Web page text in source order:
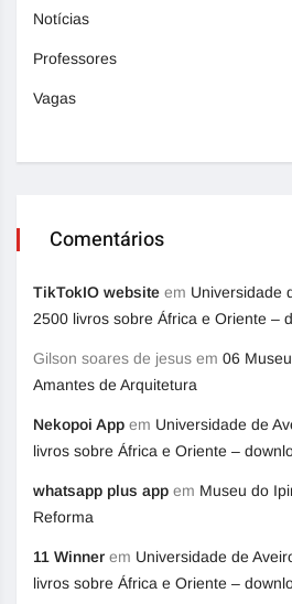
Notícias
Professores
Vagas
Comentários
TikTokIO website em Universidade
2500 livros sobre África e Oriente –
Gilson soares de jesus em 06
Amantes de Arquitetura
Nekopoi App em Universidade de
livros sobre África e Oriente –
whatsapp plus app em Museu do
Reforma
11 Winner em Universidade de
livros sobre África e Oriente –